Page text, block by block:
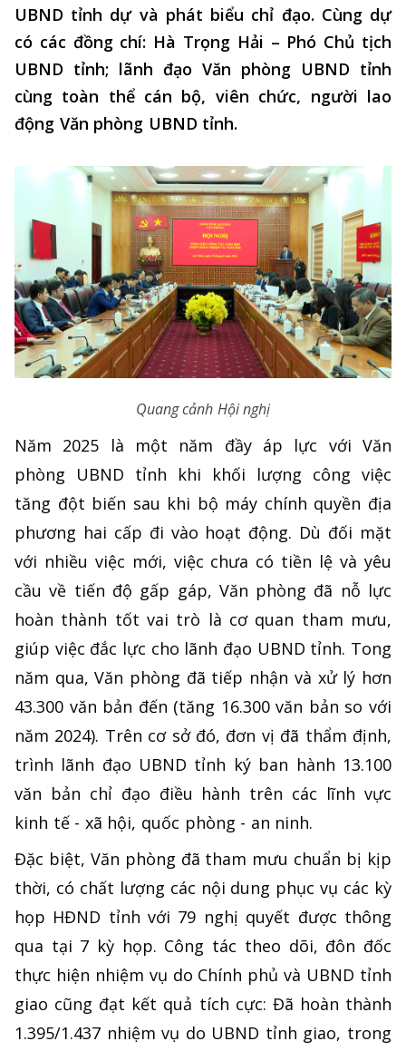
UBND tỉnh dự và phát biểu chỉ đạo. Cùng dự
có các đồng chí: Hà Trọng Hải – Phó Chủ tịch
UBND tỉnh; lãnh đạo Văn phòng UBND tỉnh
cùng toàn thể cán bộ, viên chức, người lao
động Văn phòng UBND tỉnh.
Quang cảnh Hội nghị
Năm 2025 là một năm đầy áp lực với Văn
phòng UBND tỉnh khi khối lượng công việc
tăng đột biến sau khi bộ máy chính quyền địa
phương hai cấp đi vào hoạt động. Dù đối mặt
với nhiều việc mới, việc chưa có tiền lệ và yêu
cầu về tiến độ gấp gáp, Văn phòng đã nỗ lực
hoàn thành tốt vai trò là cơ quan tham mưu,
giúp việc đắc lực cho lãnh đạo UBND tỉnh. Tong
năm qua, Văn phòng đã tiếp nhận và xử lý hơn
43.300 văn bản đến (tăng 16.300 văn bản so với
năm 2024). Trên cơ sở đó, đơn vị đã thẩm định,
trình lãnh đạo UBND tỉnh ký ban hành 13.100
văn bản chỉ đạo điều hành trên các lĩnh vực
kinh tế - xã hội, quốc phòng - an ninh.
​Đặc biệt, Văn phòng đã tham mưu chuẩn bị kịp
thời, có chất lượng các nội dung phục vụ các kỳ
họp HĐND tỉnh với 79 nghị quyết được thông
qua tại 7 kỳ họp. Công tác theo dõi, đôn đốc
thực hiện nhiệm vụ do Chính phủ và UBND tỉnh
giao cũng đạt kết quả tích cực: Đã hoàn thành
1.395/1.437 nhiệm vụ do UBND tỉnh giao, trong